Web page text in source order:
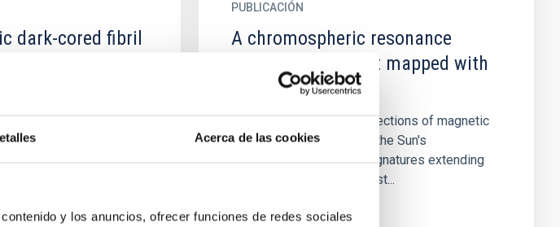
Acerca de las cookies
y los anuncios, ofrecer funciones de redes sociales
dark-cored fibril
a ``dark-cored" fibril
Ca II IR line at 854.2
PUBLICACIÓN
A chromospheric resonance
cavity in a sunspot mapped with
seismology
Sunspots are intense collections of magnetic
fields that pierce through the Sun's
photosphere, with their signatures extending
upwards into the outermost...